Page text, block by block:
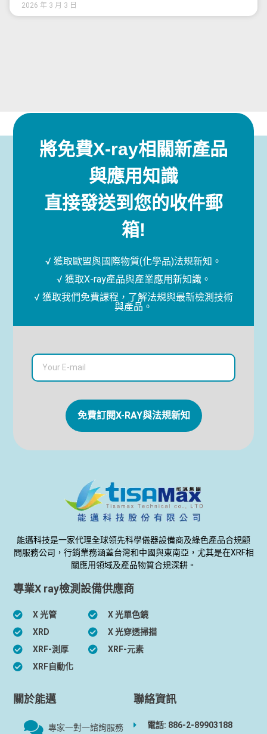
2026 年 3 月 3 日
將免費X-ray相關新產品
與應用知識
直接發送到您的收件郵
箱!
√ 獲取歐盟與國際物質(化學品)法規新知。
√ 獲取X-ray產品與產業應用新知識。
√ 獲取我們免費課程，了解法規與最新檢測技術
與產品。
免費訂閱X-RAY與法規新知
能邁科技是一家代理全球領先科學儀器設備商及綠色產品合規顧
問服務公司，行銷業務涵蓋台灣和中國與東南亞，尤其是在XRF相
關應用領域及產品物質合規深耕。
專業X ray檢測設備供應商
X 光管
XRD
XRF-測厚
XRF自動化
X 光單色鏡
X 光穿透掃描
XRF-元素
關於能邁
專家一對一諮詢服務
聯絡資訊
電話: 886-2-89903188